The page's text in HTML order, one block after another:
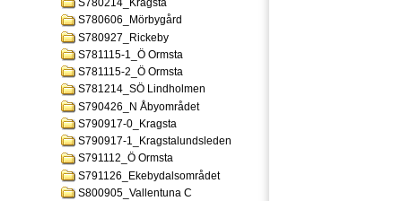
S780214_Kragsta
S780606_Mörbygård
S780927_Rickeby
S781115-1_Ö Ormsta
S781115-2_Ö Ormsta
S781214_SÖ Lindholmen
S790426_N Åbyområdet
S790917-0_Kragsta
S790917-1_Kragstalundsleden
S791112_Ö Ormsta
S791126_Ekebydalsområdet
S800905_Vallentuna C